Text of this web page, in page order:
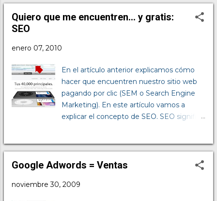
Quiero que me encuentren... y gratis:
SEO
enero 07, 2010
En el artículo anterior explicamos cómo
hacer que encuentren nuestro sitio web
pagando por clic (SEM o Search Engine
Marketing). En este artículo vamos a
explicar el concepto de SEO. SEO significa
visitas gratis a través de los buscadores
como google, yahoo y bing. Los
página, el problema es que encuentran
Google Adwords = Ventas
noviembre 30, 2009